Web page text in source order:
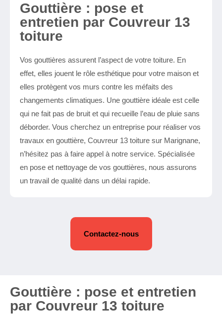
Gouttière : pose et
entretien par Couvreur 13
toiture
Vos gouttières assurent l’aspect de votre toiture. En
effet, elles jouent le rôle esthétique pour votre maison et
elles protègent vos murs contre les méfaits des
changements climatiques. Une gouttière idéale est celle
qui ne fait pas de bruit et qui recueille l’eau de pluie sans
déborder. Vous cherchez un entreprise pour réaliser vos
travaux en gouttière, Couvreur 13 toiture sur Marignane,
n’hésitez pas à faire appel à notre service. Spécialisée
en pose et nettoyage de vos gouttières, nous assurons
un travail de qualité dans un délai rapide.
Contactez-nous
Gouttière : pose et entretien
par Couvreur 13 toiture